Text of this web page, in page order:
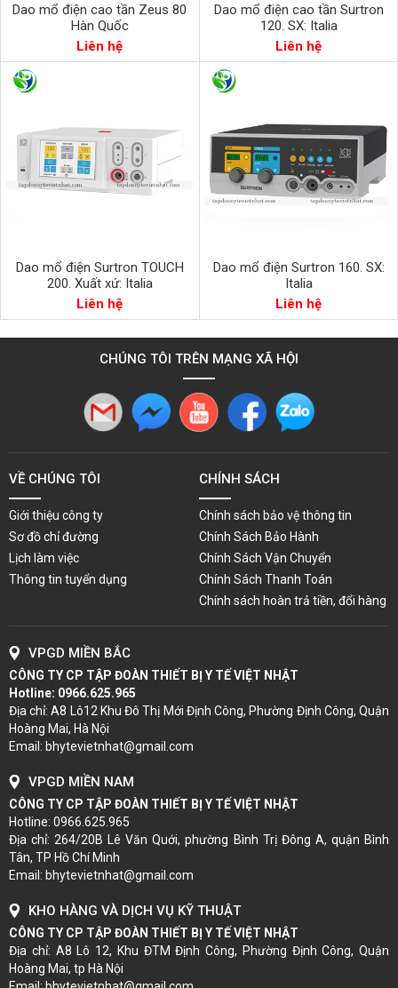
Dao mổ điện cao tần Zeus 80
Hàn Quốc
Liên hệ
Dao mổ điện cao tần Surtron
120. SX: Italia
Liên hệ
Dao mổ điện Surtron TOUCH
200. Xuất xứ: Italia
Liên hệ
Dao mổ điện Surtron 160. SX:
Italia
Liên hệ
CHÚNG TÔI TRÊN MẠNG XÃ HỘI
VỀ CHÚNG TÔI
Giới thiệu công ty
Sơ đồ chỉ đường
Lịch làm việc
Thông tin tuyển dụng
CHÍNH SÁCH
Chính sách bảo vệ thông tin
Chính Sách Bảo Hành
Chính Sách Vận Chuyển
Chính Sách Thanh Toán
Chính sách hoàn trả tiền, đổi hàng
VPGD MIỀN BẮC
CÔNG TY CP TẬP ĐOÀN THIẾT BỊ Y TẾ VIỆT NHẬT
Hotline: 0966.625.965
Địa chỉ: A8 Lô12 Khu Đô Thị Mới Định Công, Phường Định Công, Quận
Hoàng Mai, Hà Nội
Email: bhytevietnhat@gmail.com
VPGD MIỀN NAM
CÔNG TY CP TẬP ĐOÀN THIẾT BỊ Y TẾ VIỆT NHẬT
Hotline: 0966.625.965
Địa chỉ: 264/20B Lê Văn Quới, phường Bình Trị Đông A, quận Bình
Tân, TP Hồ Chí Minh
Email: bhytevietnhat@gmail.com
KHO HÀNG VÀ DỊCH VỤ KỸ THUẬT
CÔNG TY CP TẬP ĐOÀN THIẾT BỊ Y TẾ VIỆT NHẬT
Địa chỉ: A8 Lô 12, Khu ĐTM Định Công, Phường Định Công, Quận
Hoàng Mai, tp Hà Nội